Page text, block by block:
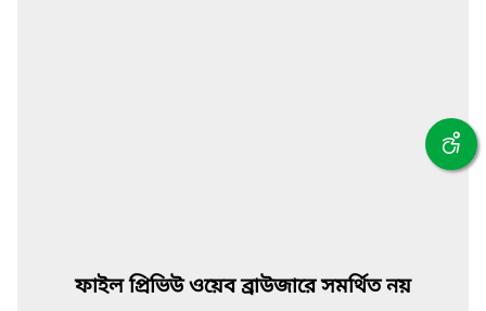
ফাইল প্রিভিউ ওয়েব ব্রাউজারে সমর্থিত নয়